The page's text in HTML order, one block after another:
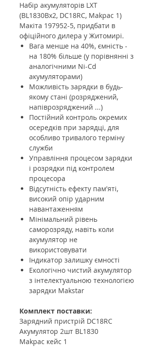
Набір акумуляторів LXT
(BL1830Bx2, DC18RC, Makpac 1)
Макіта 197952-5, придбати в
офіційного дилера у Житомирі.
Вага менше на 40%, ємність -
на 180% більше (у порівнянні з
аналогічними Ni-Cd
акумуляторами)
Можливість зарядки в будь-
якому стані (розряджений,
напіврозряджений ...)
Постійний контроль окремих
осередків при зарядці, для
особливо тривалого терміну
служби
Управління процесом зарядки
і розрядки під контролем
процесора
Відсутність ефекту пам'яті,
високий опір ударним
навантаженням
Мінімальний рівень
саморозряду, навіть коли
акумулятор не
використовувати
Індикатор залишку ємності
Екологічно чистий акумулятор
з інтелектуальною технологією
зарядки Makstar
Комплект поставки:
Зарядний пристрій DC18RC
Акумулятор 2шт BL1830
Makpac кейс 1